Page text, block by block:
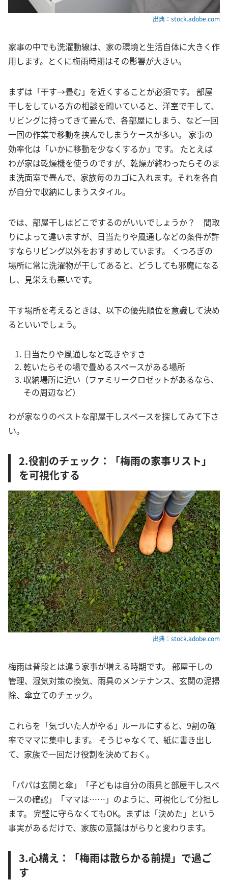
出典：stock.adobe.com
家事の中でも洗濯動線は、家の環境と生活自体に大きく作
用します。とくに梅雨時期はその影響が大きい。
まずは「干す→畳む」を近くすることが必須です。 部屋
干しをしている方の相談を聞いていると、洋室で干して、
リビングに持ってきて畳んで、各部屋にしまう、など一回
一回の作業で移動を挟んでしまうケースが多い。 家事の
効率化は「いかに移動を少なくするか」です。 たとえば
わが家は乾燥機を使うのですが、乾燥が終わったらそのま
ま洗面室で畳んで、家族毎のカゴに入れます。それを各自
が自分で収納にしまうスタイル。
では、部屋干しはどこでするのがいいでしょうか？ 間取
りによって違いますが、日当たりや風通しなどの条件が許
すならリビング以外をおすすめしています。 くつろぎの
場所に常に洗濯物が干してあると、どうしても邪魔になる
し、見栄えも悪いです。
干す場所を考えるときは、以下の優先順位を意識して決め
るといいでしょう。
日当たりや風通しなど乾きやすさ
乾いたらその場で畳めるスペースがある場所
収納場所に近い（ファミリークロゼットがあるなら、
その周辺など）
わが家なりのベストな部屋干しスペースを探してみて下さ
い。
2.役割のチェック：「梅雨の家事リスト」
を可視化する
出典：stock.adobe.com
梅雨は普段とは違う家事が増える時期です。 部屋干しの
管理、湿気対策の換気、雨具のメンテナンス、玄関の泥掃
除、傘立てのチェック。
これらを「気づいた人がやる」ルールにすると、9割の確
率でママに集中します。 そうじゃなくて、紙に書き出し
て、家族で一回だけ役割を決めておく。
「パパは玄関と傘」「子どもは自分の雨具と部屋干しスペ
ースの確認」「ママは……」のように、可視化して分担し
ます。 完璧に守らなくてもOK。まずは「決めた」という
事実があるだけで、家族の意識はがらりと変わります。
3.心構え：「梅雨は散らかる前提」で過ご
す